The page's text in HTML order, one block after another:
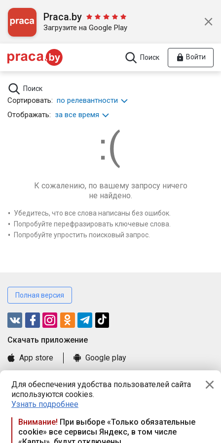
Для обеспечения удобства пользователей сайта
используются cookies.
Узнать подробнее
Внимание! При выборе «Только обязательные
cookie» все сервисы Яндекс, в том числе
Praca.by
Загрузите на Google Play
Поиск Войти
Поиск
Сортировать: по релевантности
Отображать: за все время
К сожалению, по вашему запросу ничего
не найдено.
Убедитесь, что все слова написаны без ошибок.
Попробуйте перефразировать ключевые слова.
Попробуйте упростить поисковый запрос.
Полная версия
Cкачать приложение
App store
Google play
Книга замечаний и предложений
Правила и документы
Praca.by © 2000—2026, ООО «ПРАЦА БАЙ»
Республика Беларусь, 220114, г. Минск, пр-т Независимости
117а, пом. № 9.